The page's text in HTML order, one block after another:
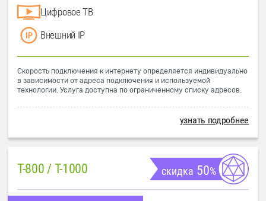
Цифровое ТВ
Внешний IP
Скорость подключения к интернету определяется индивидуально
в зависимости от адреса подключения и используемой
технологии. Услуга доступна по ограниченному списку адресов.
узнать подробнее
T-800 / T-1000 скидка 50%